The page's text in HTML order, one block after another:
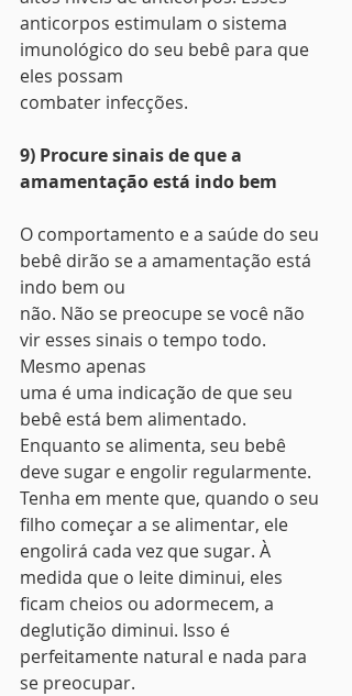
anticorpos estimulam o sistema
imunológico do seu bebê para que
eles possam
combater infecções.
9) Procure sinais de que a
amamentação está indo bem
O comportamento e a saúde do seu
bebê dirão se a amamentação está
indo bem ou
não. Não se preocupe se você não
vir esses sinais o tempo todo.
Mesmo apenas
uma é uma indicação de que seu
bebê está bem alimentado.
Enquanto se alimenta, seu bebê
deve sugar e engolir regularmente.
Tenha em mente que, quando o seu
filho começar a se alimentar, ele
engolirá cada vez que sugar. À
medida que o leite diminui, eles
ficam cheios ou adormecem, a
deglutição diminui. Isso é
perfeitamente natural e nada para
se preocupar.